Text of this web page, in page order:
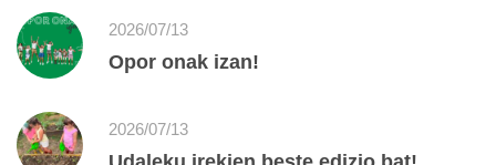
2026/07/13
Opor onak izan!
2026/07/13